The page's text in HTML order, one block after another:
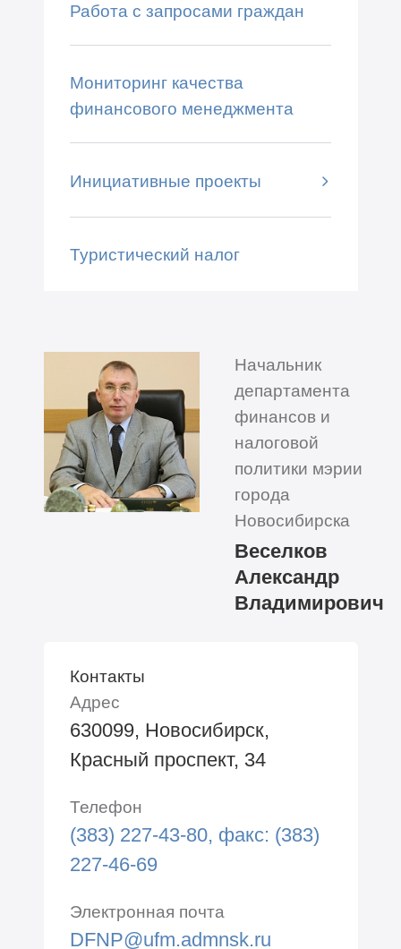
Работа с запросами граждан
Мониторинг качества
финансового менеджмента
Инициативные проекты
Туристический налог
Начальник
департамента
финансов и
налоговой
политики мэрии
города
Новосибирска
Веселков
Александр
Владимирович
Контакты
Адрес
630099, Новосибирск,
Красный проспект, 34
Телефон
(383) 227-43-80, факc: (383)
227-46-69
Электронная почта
DFNP@ufm.admnsk.ru